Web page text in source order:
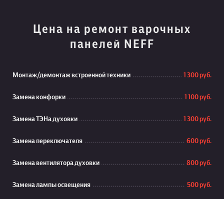
Цена на ремонт варочных
панелей NEFF
Монтаж/демонтаж встроенной техники 1 300 руб.
Замена конфорки 1 100 руб.
Замена ТЭНа духовки 1 300 руб.
Замена переключателя 600 руб.
Замена вентилятора духовки 800 руб.
Замена лампы освещения 500 руб.